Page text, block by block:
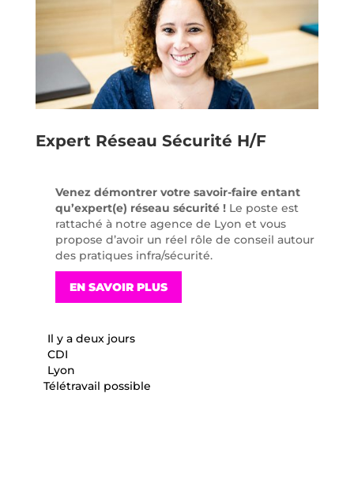
Expert Réseau Sécurité H/F
Venez démontrer votre savoir-faire entant
qu’expert(e) réseau sécurité !Le poste est
rattaché à notre agence de Lyon et vous
propose d’avoir un réel rôle de conseil autour
des pratiques infra/sécurité.
EN SAVOIR PLUS
Il y a deux jours
CDI
Lyon
Télétravail possible